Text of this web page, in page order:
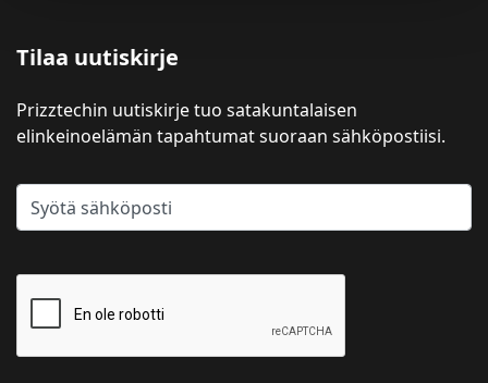
Tilaa uutiskirje
Prizztechin uutiskirje tuo satakuntalaisen
elinkeinoelämän tapahtumat suoraan sähköpostiisi.